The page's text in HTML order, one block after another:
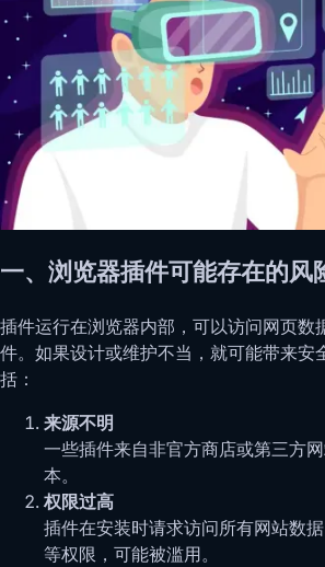
一、浏览器插件可能存在的风
插件运行在浏览器内部，可以访问网页数
件。如果设计或维护不当，就可能带来安
括：
来源不明
一些插件来自非官方商店或第三方
本。
权限过高
插件在安装时请求访问所有网站数
等权限，可能被滥用。